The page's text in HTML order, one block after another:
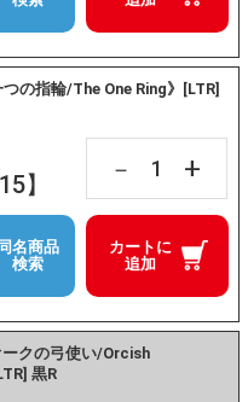
つの指輪/The One Ring》[LTR]
】
－ +
カートに
追加
同名商品
検索
ークの弓使い/Orcish
黒R